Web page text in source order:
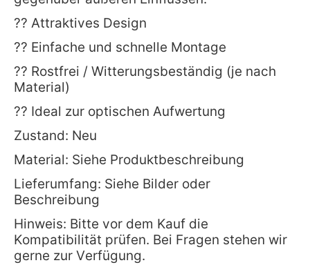
?? Attraktives Design
?? Einfache und schnelle Montage
?? Rostfrei / Witterungsbeständig (je nach
Material)
?? Ideal zur optischen Aufwertung
Zustand: Neu
Material: Siehe Produktbeschreibung
Lieferumfang: Siehe Bilder oder
Beschreibung
Hinweis: Bitte vor dem Kauf die
Kompatibilität prüfen. Bei Fragen stehen wir
gerne zur Verfügung.